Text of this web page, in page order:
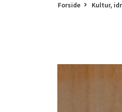
Forside Kultur,